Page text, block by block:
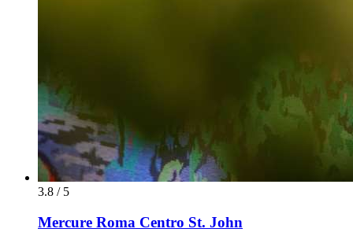
3.8 / 5
Mercure Roma Centro St. John